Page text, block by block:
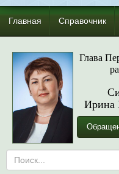
Главная Справочник
Глава
Ирина